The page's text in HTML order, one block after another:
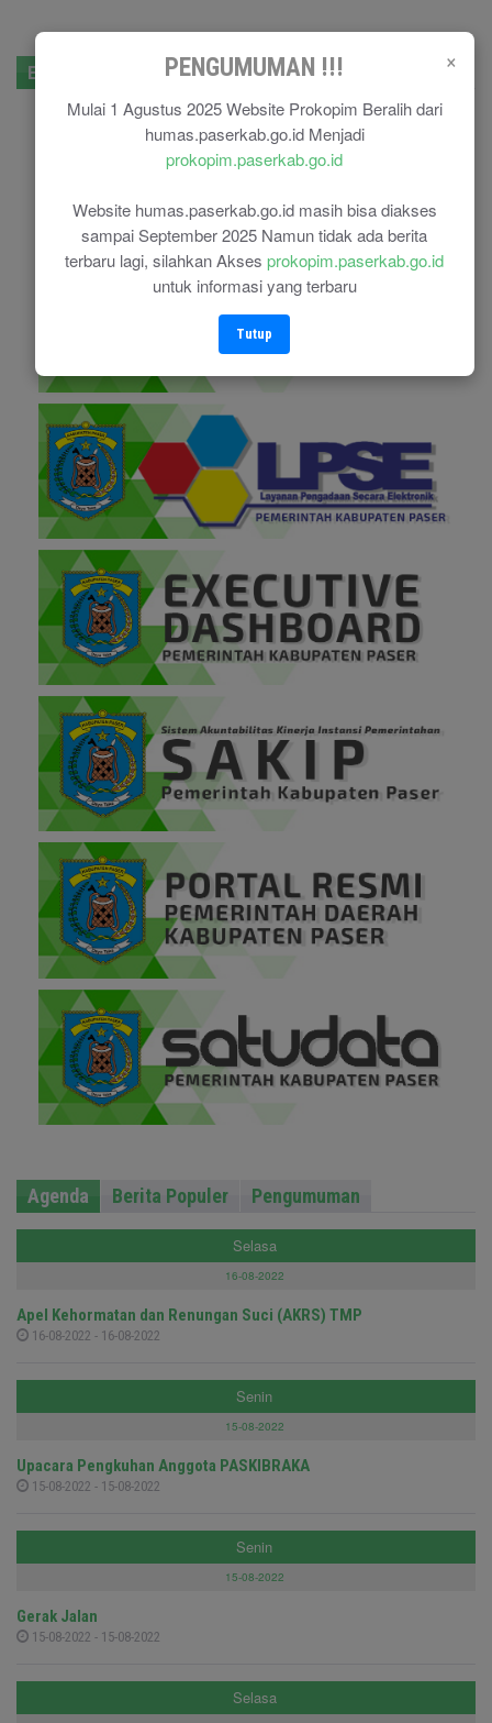
×
PENGUMUMAN !!!
Mulai 1 Agustus 2025 Website Prokopim Beralih dari
humas.paserkab.go.id Menjadi
prokopim.paserkab.go.id
Website humas.paserkab.go.id masih bisa diakses
sampai September 2025 Namun tidak ada berita
terbaru lagi, silahkan Akses prokopim.paserkab.go.id
untuk informasi yang terbaru
Tutup
E-Government
Agenda Berita Populer Pengumuman
Selasa
16-08-2022
Apel Kehormatan dan Renungan Suci (AKRS) TMP
16-08-2022 - 16-08-2022
Senin
15-08-2022
Upacara Pengkuhan Anggota PASKIBRAKA
15-08-2022 - 15-08-2022
Senin
15-08-2022
Gerak Jalan
15-08-2022 - 15-08-2022
Selasa